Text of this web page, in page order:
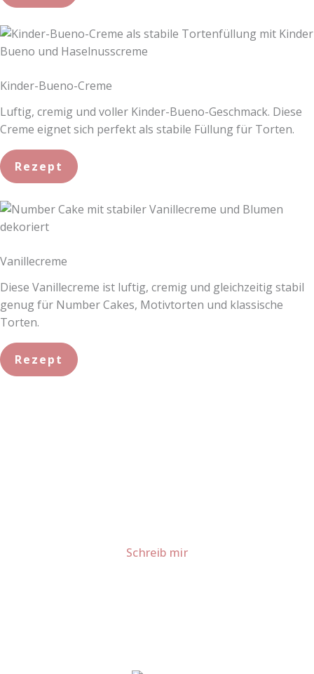
Kinder-Bueno-Creme
Luftig, cremig und voller Kinder-Bueno-Geschmack. Diese
Creme eignet sich perfekt als stabile Füllung für Torten.
Rezept
Vanillecreme
Diese Vanillecreme ist luftig, cremig und gleichzeitig stabil
genug für Number Cakes, Motivtorten und klassische
Torten.
Rezept
Schreib mir